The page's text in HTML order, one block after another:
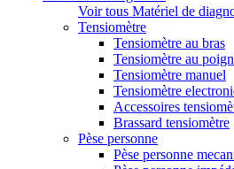
Voir tous Matériel de
Tensiomètre
Tensiomètre au bras
Tensiomètre au
Tensiomètre manuel
Tensiomètre
Accessoires
Brassard tensiomètre
Pèse personne
Pèse personne